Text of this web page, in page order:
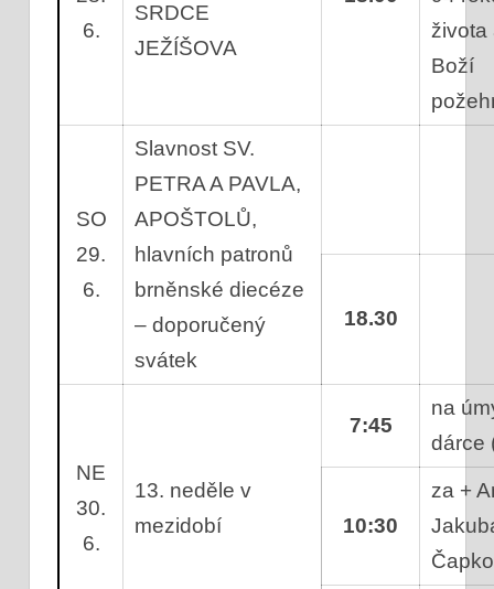
6.
SRDCE
JEŽÍŠOVA
života
Boží
SO
29.
6.
Slavnost SV.
PETRA A PAVLA,
APOŠTOLŮ,
hlavních patronů
brněnské diecéze
– doporučený
svátek
18.30
NE
30.
6.
13. neděle v
mezidobí
7:45
na
dárce
10:30
za +